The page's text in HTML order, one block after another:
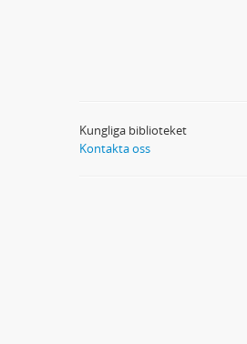
Kungliga biblioteket
Kontakta oss